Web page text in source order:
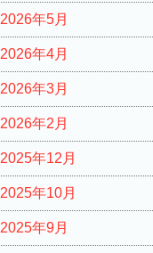
2026年5月
2026年4月
2026年3月
2026年2月
2025年12月
2025年10月
2025年9月